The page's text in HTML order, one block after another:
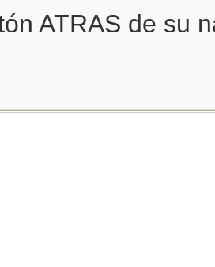
ATRAS de su